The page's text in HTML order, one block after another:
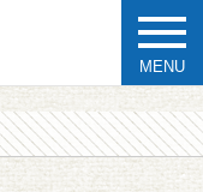
MENU